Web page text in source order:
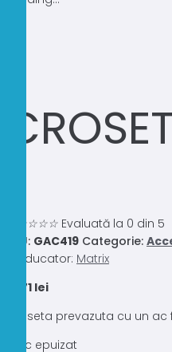
☆☆☆☆ Evaluată la 0 din 5
SKU: GAC419 Categorie:
Producator: Matrix
15,71 lei
Croseta prevazuta cu un
Stoc epuizat